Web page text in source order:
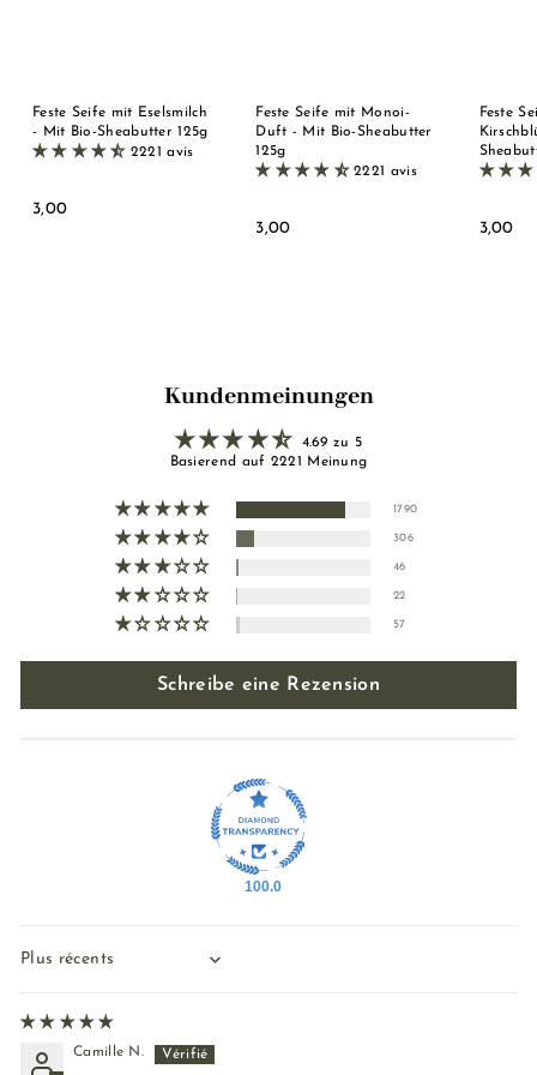
Feste Seife mit Eselsmilch
- Mit Bio-Sheabutter 125g
2221 avis
3,003
Feste Seife mit Monoi-
Duft - Mit Bio-Sheabutter
125g
2221 avis
3,003
Feste
3,003
Kundenmeinungen
4.69 zu 5
Basierend auf 2221 Meinung
1790
306
46
22
57
Schreibe eine Rezension
100.0
Sort by
Camille N.